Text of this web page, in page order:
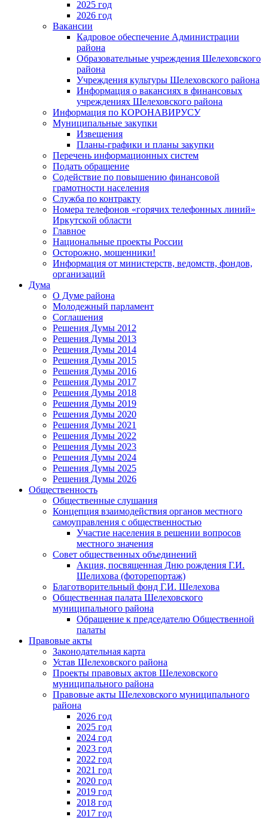
2025 год
2026 год
Вакансии
Кадровое обеспечение Администрации
района
Образовательные учреждения Шелеховского
района
Учреждения культуры Шелеховского района
Информация о вакансиях в финансовых
учреждениях Шелеховского района
Информация по КОРОНАВИРУСУ
Муниципальные закупки
Извещения
Планы-графики и планы закупки
Перечень информационных систем
Подать обращение
Содействие по повышению финансовой
грамотности населения
Служба по контракту
Номера телефонов «горячих телефонных линий»
Иркутской области
Главное
Национальные проекты России
Осторожно, мошенники!
Информация от министерств, ведомств, фондов,
организаций
Дума
О Думе района
Молодежный парламент
Соглашения
Решения Думы 2012
Решения Думы 2013
Решения Думы 2014
Решения Думы 2015
Решения Думы 2016
Решения Думы 2017
Решения Думы 2018
Решения Думы 2019
Решения Думы 2020
Решения Думы 2021
Решения Думы 2022
Решения Думы 2023
Решения Думы 2024
Решения Думы 2025
Решения Думы 2026
Общественность
Общественные слушания
Концепция взаимодействия органов местного
самоуправления с общественностью
Участие населения в решении вопросов
местного значения
Совет общественных объединений
Акция, посвященная Дню рождения Г.И.
Шелихова (фоторепортаж)
Благотворительный фонд Г.И. Шелехова
Общественная палата Шелеховского
муниципального района
Обращение к председателю Общественной
палаты
Правовые акты
Законодательная карта
Устав Шелеховского района
Проекты правовых актов Шелеховского
муниципального района
Правовые акты Шелеховского муниципального
района
2026 год
2025 год
2024 год
2023 год
2022 год
2021 год
2020 год
2019 год
2018 год
2017 год